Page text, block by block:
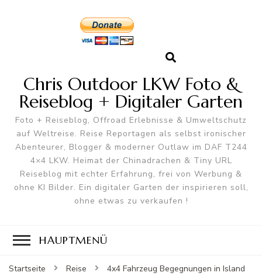
Chris Outdoor LKW Foto &
Reiseblog + Digitaler Garten
Foto + Reiseblog, Offroad Erlebnisse & Umweltschutz
auf Weltreise. Reise Reportagen als selbst ironischer
Abenteurer, Blogger & moderner Outlaw im DAF T244
4×4 LKW. Heimat der Chinadrachen & Tiny URL
Reiseblog mit echter Erfahrung, frei von Werbung &
ohne KI Bilder. Ein digitaler Garten der inspirieren soll,
ohne etwas zu verkaufen !
HAUPTMENÜ
Startseite Reise
4x4 Fahrzeug Begegnungen in Island